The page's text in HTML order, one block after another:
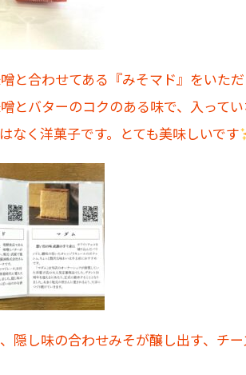
と合わせてある『みそマド』をいた
とバターのコクのある味で、入って
なく洋菓子です。とても美味しいです
隠し味の合わせみそが醸し出す、チ